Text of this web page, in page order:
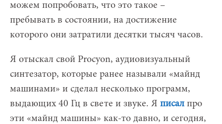
можем попробовать, что это такое –
пребывать в состоянии, на достижение
которого они затратили десятки тысяч часов.
Я отыскал свой Procyon, аудиовизуальный
синтезатор, которые ранее называли «майнд
машинами» и сделал несколько программ,
выдающих 40 Гц в свете и звуке. Я писал про
эти «майнд машины» как-то давно, и сегодня,